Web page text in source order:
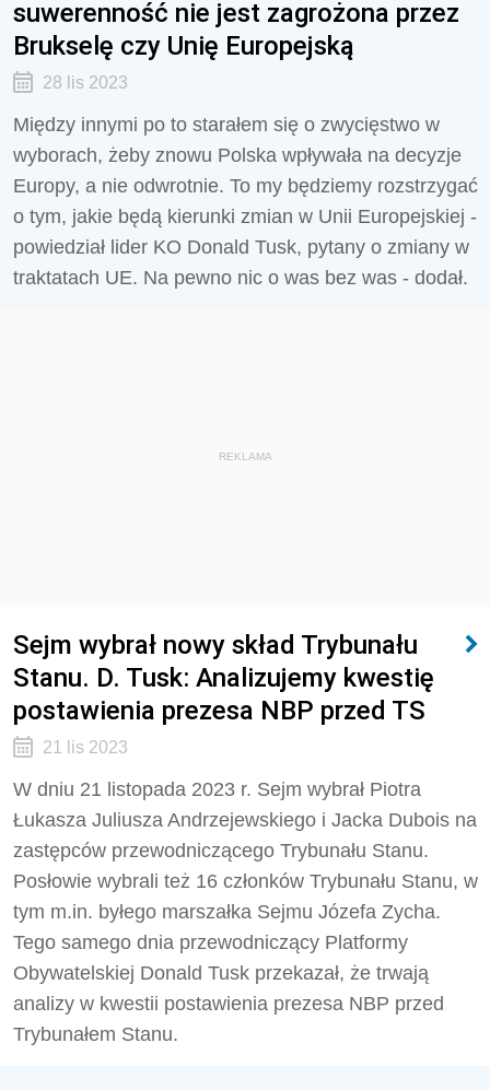
suwerenność nie jest zagrożona przez
Brukselę czy Unię Europejską
28 lis 2023
Między innymi po to starałem się o zwycięstwo w
wyborach, żeby znowu Polska wpływała na decyzje
Europy, a nie odwrotnie. To my będziemy rozstrzygać
o tym, jakie będą kierunki zmian w Unii Europejskiej -
powiedział lider KO Donald Tusk, pytany o zmiany w
traktatach UE. Na pewno nic o was bez was - dodał.
REKLAMA
Sejm wybrał nowy skład Trybunału
Stanu. D. Tusk: Analizujemy kwestię
postawienia prezesa NBP przed TS
21 lis 2023
W dniu 21 listopada 2023 r. Sejm wybrał Piotra
Łukasza Juliusza Andrzejewskiego i Jacka Dubois na
zastępców przewodniczącego Trybunału Stanu.
Posłowie wybrali też 16 członków Trybunału Stanu, w
tym m.in. byłego marszałka Sejmu Józefa Zycha.
Tego samego dnia przewodniczący Platformy
Obywatelskiej Donald Tusk przekazał, że trwają
analizy w kwestii postawienia prezesa NBP przed
Trybunałem Stanu.